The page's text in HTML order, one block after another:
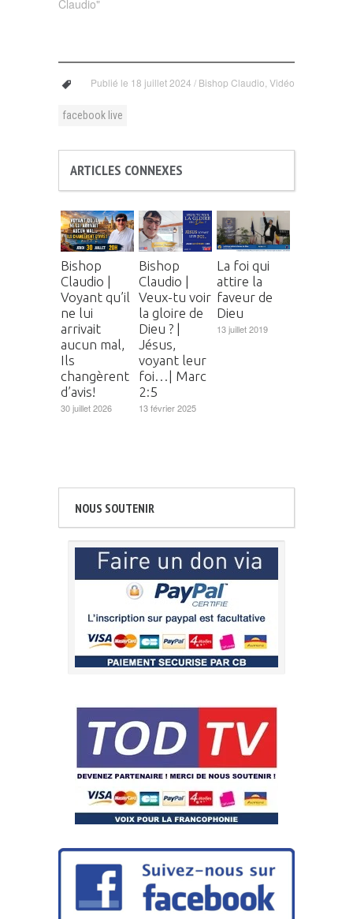
Claudio"
Publié le 18 juillet 2024 / Bishop Claudio Vidéo
facebook live
ARTICLES CONNEXES
Bishop
Claudio |
Voyant qu’il
ne lui
arrivait
aucun mal,
Ils
changèrent
d’avis!
30 juillet 2026
Bishop
Claudio |
Veux-tu voir
la gloire de
Dieu ? |
Jésus,
voyant leur
foi…| Marc
2:5
13 février 2025
La foi qui
attire la
faveur de
Dieu
13 juillet 2019
NOUS SOUTENIR